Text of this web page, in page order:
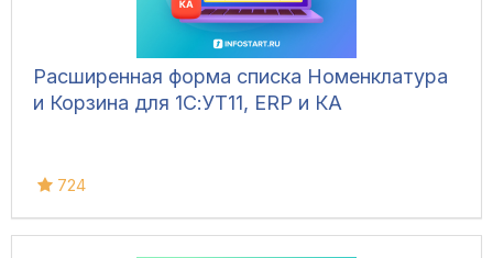
Расширенная форма списка Номенклатура
и Корзина для 1С:УТ11, ERP и КА
724